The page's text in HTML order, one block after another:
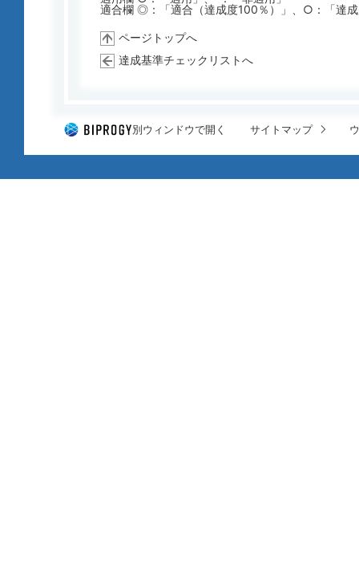
適合欄 ◎：「適合（達成度100％）」、○：「達
ページトップへ
達成基準チェックリストへ
別ウィンドウで開く サイトマップ